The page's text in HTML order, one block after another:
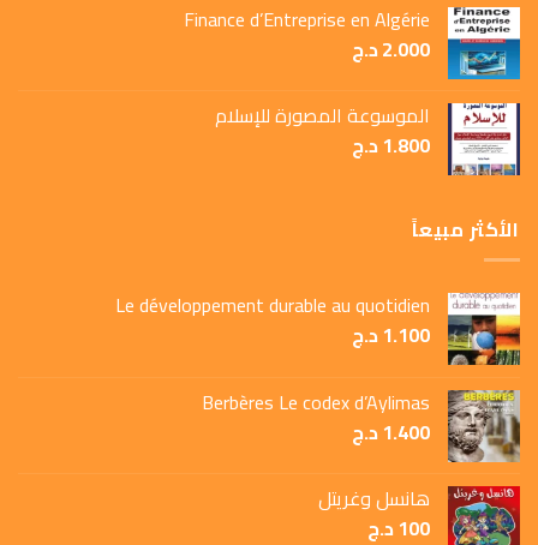
Finance d’Entreprise en Algérie
2.000د.ج
الموسوعة المصورة للإسلام
1.800د.ج
الأكثر مبيعاً
Le développement durable au quotidien
1.100د.ج
Berbères Le codex d’Aylimas
1.400د.ج
هانسل وغريتل
100د.ج